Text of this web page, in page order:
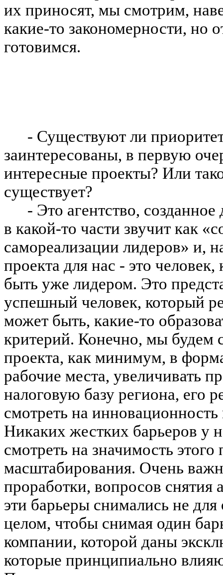
их приносят, мы смотрим,
какие-то закономерности, но
готовимся.
- Существуют ли
заинтересованы, в первую
интересные проекты? Или
существует?
- Это агентство,
в какой-то части звучит как
самореализации лидеров» и,
проекта для нас - это
быть уже лидером. Это
успешный человек, который
может быть, какие-то
критерий. Конечно, мы будем
проекта, как минимум, в
рабочие места, увеличивать
налоговую базу региона, его
смотреть на инновационность
Никаких жестких барьеров у
смотреть на значимость этого
масштабирования. Очень
проработки, вопросов
эти барьеры снимались не
целом, чтобы снимая один
компании, которой даны
которые принципиально